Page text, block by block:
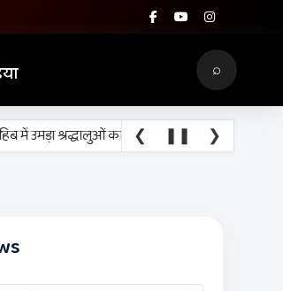
⌕
उमड़ा श्रद्धालुओं का सैलाब •नीति आयोग की रैंकिंग में
❮ ❚❚ ❯